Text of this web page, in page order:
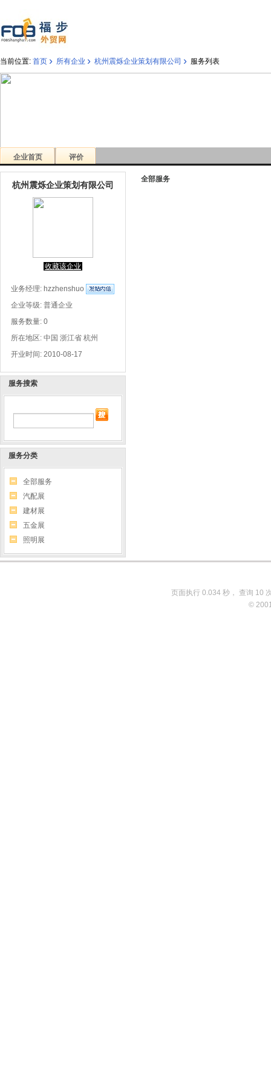
当前位置: 首页 › 所有企业 › 杭州震烁企业策划有限公司 › 服务列表
企业首页 评价
杭州震烁企业策划有限公司
收藏该企业
业务经理: hzzhenshuo
企业等级: 普通企业
服务数量: 0
所在地区: 中国 浙江省 杭州
开业时间: 2010-08-17
服务搜索
服务分类
全部服务
汽配展
建材展
五金展
照明展
全部服务
页面执行 0.034 秒， 查询 10
©